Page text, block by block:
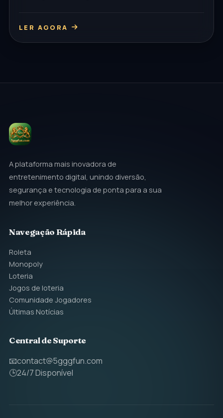
LER AGORA
A plataforma mais inovadora de
entretenimento digital, unindo diversão,
segurança e tecnologia de ponta para a sua
melhor experiência.
Navegação Rápida
Roleta
Monopoly
Loteria
Jogos de loteria
Comunidade Jogadores
Últimas Notícias
Central de Suporte
📧contact@5gggfun.com
🕒24/7 Disponível